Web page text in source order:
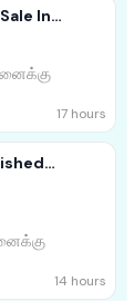
In
17 hours
03
14 hours